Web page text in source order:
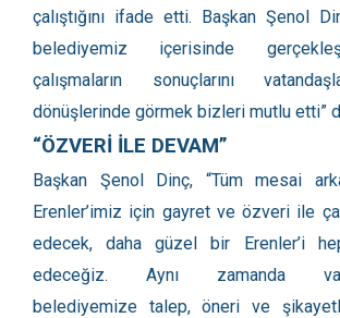
çalıştığını ifade etti. Başkan Şenol
belediyemiz içerisinde
çalışmaların sonuçlarını
dönüşlerinde görmek bizleri mutlu etti”
“ÖZVERİ İLE DEVAM”
Başkan Şenol Dinç, “Tüm mesai
Erenler’imiz için gayret ve özveri ile
edecek, daha güzel bir Erenler’i
edeceğiz. Aynı zamanda
belediyemize talep, öneri ve